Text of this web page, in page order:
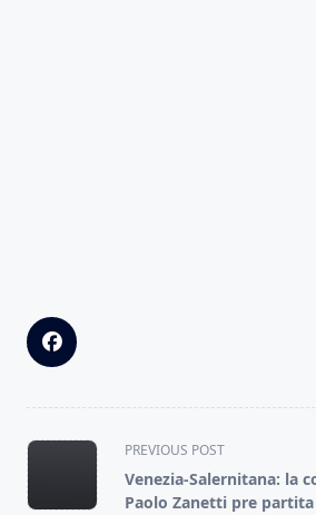
<span
class="nav-
subtitle
PREVIOUS POST
Venezia-Salernitana: la
Paolo Zanetti pre partita